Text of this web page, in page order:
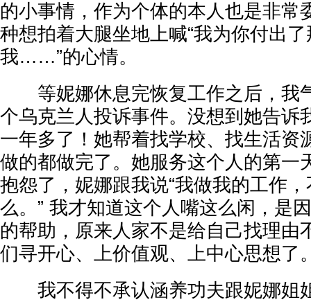
的小事情，作为个体的本人也是非常
种想拍着大腿坐地上喊“我为你付出
我……”的心情。
等妮娜休息完恢复工作之后，我
个乌克兰人投诉事件。没想到她告诉
一年多了！她帮着找学校、找生活资
做的都做完了。她服务这个人的第一
抱怨了，妮娜跟我说“我做我的工作
么。” 我才知道这个人嘴这么闲，是
的帮助，原来人家不是给自己找理由
们寻开心、上价值观、上中心思想了
我不得不承认涵养功夫跟妮娜姐